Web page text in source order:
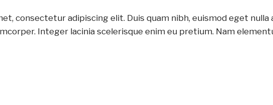
consectetur adipiscing elit. Duis quam nibh, euismod eget
Integer lacinia scelerisque enim eu pretium. Nam